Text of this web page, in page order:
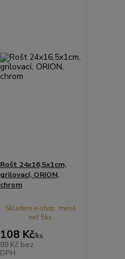
Rošt 24x16,5x1cm,
grilovací, ORION,
chrom
108 Kč/ks
89 Kč bez
DPH
Skladem e-shop, méně
než 5ks